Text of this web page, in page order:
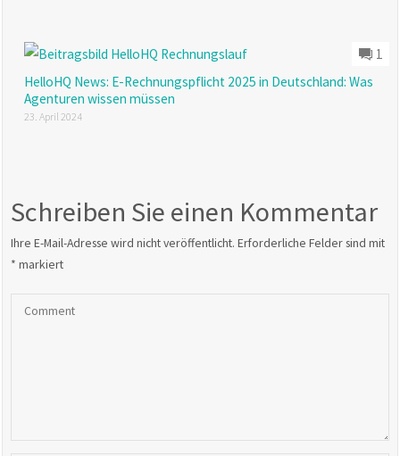
1
HelloHQ News: E-Rechnungspflicht 2025 in Deutschland: Was
Agenturen wissen müssen
23. April 2024
Schreiben Sie einen Kommentar
Ihre E-Mail-Adresse wird nicht veröffentlicht. Erforderliche Felder sind mit
* markiert